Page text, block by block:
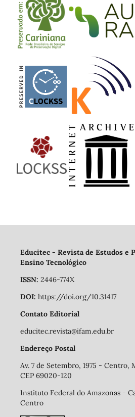
Educitec - Revista de Estudos e
Ensino Tecnológico
ISSN: 2446-774X
DOI: https://doi.org/10.31417
Contato Editorial
educitec.revista@ifam.edu.br
Endereço Postal
Av. 7 de Setembro, 1975 - Centro,
CEP 69020-120
Instituto Federal do Amazonas -
Centro